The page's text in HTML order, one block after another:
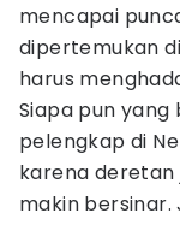
mencapai
dipertemukan
harus
Siapa pun
pelengkap di
karena deretan
makin